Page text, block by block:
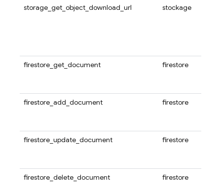
storage_get_object_download_url stockage
firestore_get_document firestore
firestore_add_document firestore
firestore_update_document firestore
firestore_delete_document firestore